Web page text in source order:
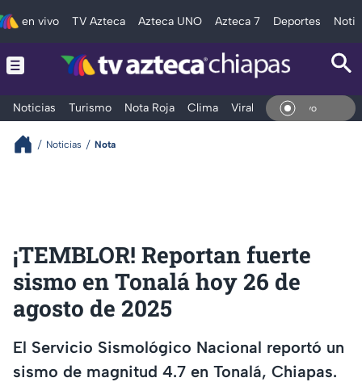
en vivo TV Azteca Azteca UNO Azteca 7 Deportes
Noticias Turismo Nota Roja Clima Viral y Tendencia En
Noticias Nota
¡TEMBLOR! Reportan fuerte
sismo en Tonalá hoy 26 de
agosto de 2025
El Servicio Sismológico Nacional reportó un
sismo de magnitud 4.7 en Tonalá, Chiapas.